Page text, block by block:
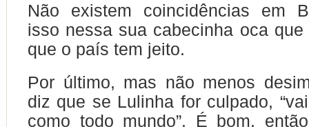
Não existem coincidências em
isso nessa sua cabecinha oca
que o país tem jeito.
Por último, mas não menos
diz que se Lulinha for culpado,
como todo mundo”. É bom,